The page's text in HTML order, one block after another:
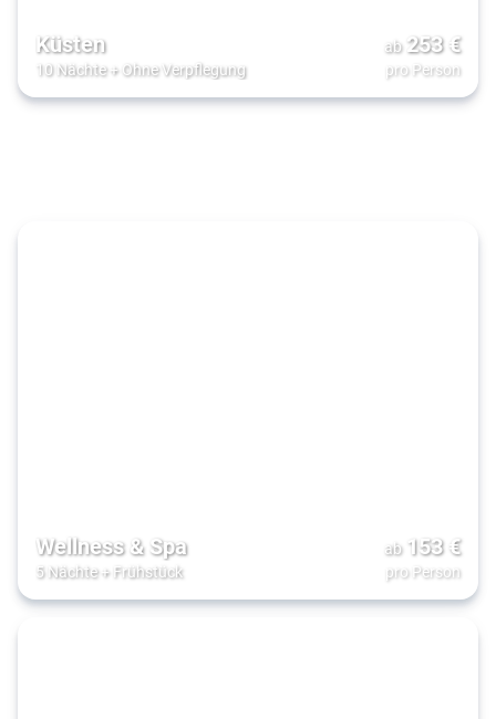
Küsten
10 Nächte+ Ohne Verpflegung
ab 253€
pro Person
Wellness & Spa
5 Nächte+ Frühstück
ab 153€
pro Person